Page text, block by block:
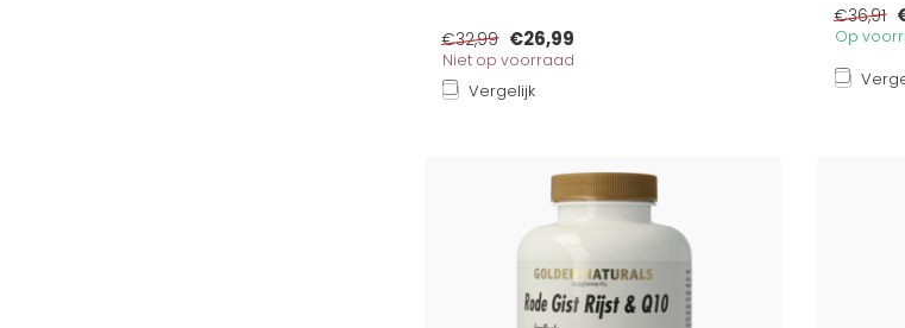
€32,99 €26,99
Niet op voorraad
Vergelijk
€36,91
Op